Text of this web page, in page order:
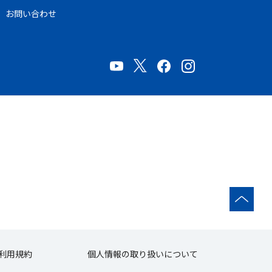
お問い合わせ
用規約 個人情報の取り扱いについて